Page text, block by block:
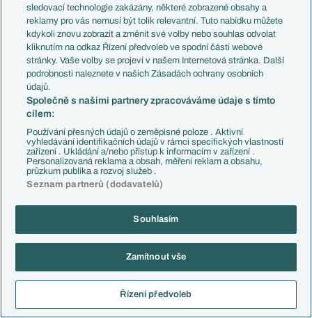
Jak píše 10, Max byl nejlépe placený trenér ligy a i když mu
končí smlouva s Juve letos v létě, nebude levný. A za mě ani
vhodný. Když pominu, že i pro mě je jeho fotbal
nekoukatelný, tak AS nemá vybudovaný kádr, potřebuje hrát
mladé (Baldanzi, Soulé, Pisilli atd.) a některé pozice od nové
sezóny jsou více než s otazníkem - stále budeme mít
problém na pozici defenzivního záložníka, neboť Paredes
dal jasně najevo, že chce do Bocy, Gourma na to nemá a
Cristante není šestka. Osobně si nemyslím, že by s tímhle
týmem udělal Max top čtyřku, navíc ten tým potřebuje
pokračovat v přestavbě a to i když budou nízké příjmy.
Na druhou stranu, dosavadní výběr trenérů (v AS + Moyes v
první řadě zalíbit fanouškům a Allegri je momentálně mezi
příznivci AS dost skloňovaný a na můj vkus až moc
31.03.2025 05:25
sledovací technologie zakázány, některé zobrazené obsahy a
reklamy pro vás nemusí být tolik relevantní. Tuto nabídku můžete
kdykoli znovu zobrazit a změnit své volby nebo souhlas odvolat
kliknutím na odkaz Řízení předvoleb ve spodní části webové
stránky. Vaše volby se projeví v našem Internetová stránka. Další
podrobnosti naleznete v našich Zásadách ochrany osobních
údajů.
Společně s našimi partnery zpracováváme údaje s tímto
cílem:
Používání přesných údajů o zeměpisné poloze . Aktivní
vyhledávání identifikačních údajů v rámci specifických vlastností
zařízení . Ukládání a/nebo přístup k informacím v zařízení .
Personalizovaná reklama a obsah, měření reklam a obsahu,
průzkum publika a rozvoj služeb .
Seznam partnerů (dodavatelů)
Souhlasím
Zamítnout vše
Řízení předvoleb